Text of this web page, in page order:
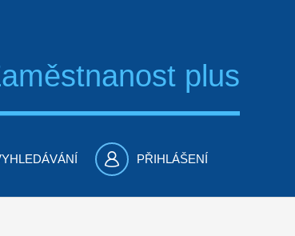
plus
PŘIHLÁŠENÍ